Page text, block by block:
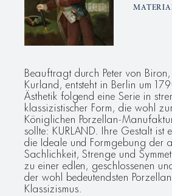
Beauftragt durch Peter von
Kurland, entsteht in Berlin um
Ästhetik folgend eine Serie in
klassizistischer Form, die wohl
Königlichen Porzellan-
sollte: KURLAND. Ihre Gestalt ist
die Ideale und Formgebung der
Sachlichkeit, Strenge und
zu einer edlen, geschlossenen
der wohl bedeutendsten
Klassizismus.